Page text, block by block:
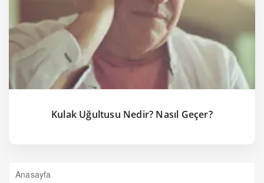
Kulak Uğultusu Nedir? Nasıl Geçer?
Anasayfa